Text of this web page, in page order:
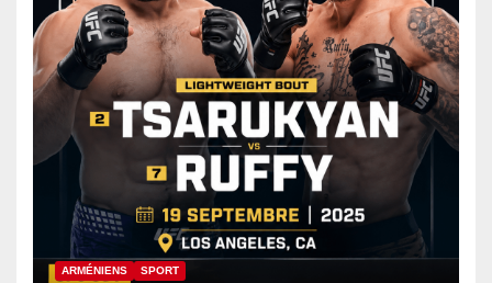
ARMÉNIENS SPORT